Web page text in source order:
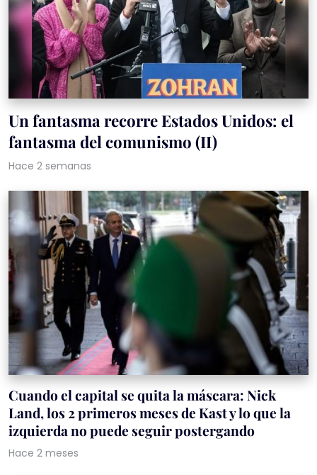
Un fantasma recorre Estados Unidos: el
fantasma del comunismo (II)
Hace 2 semanas
Cuando el capital se quita la máscara: Nick
Land, los 2 primeros meses de Kast y lo que la
izquierda no puede seguir postergando
Hace 2 meses